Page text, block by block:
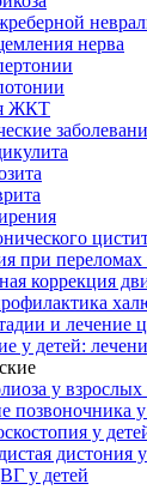
нерва
ЖКТ
при
коррекция
и лечение
у детей:
у взрослых
позвоночника у
у
дистония
у детей